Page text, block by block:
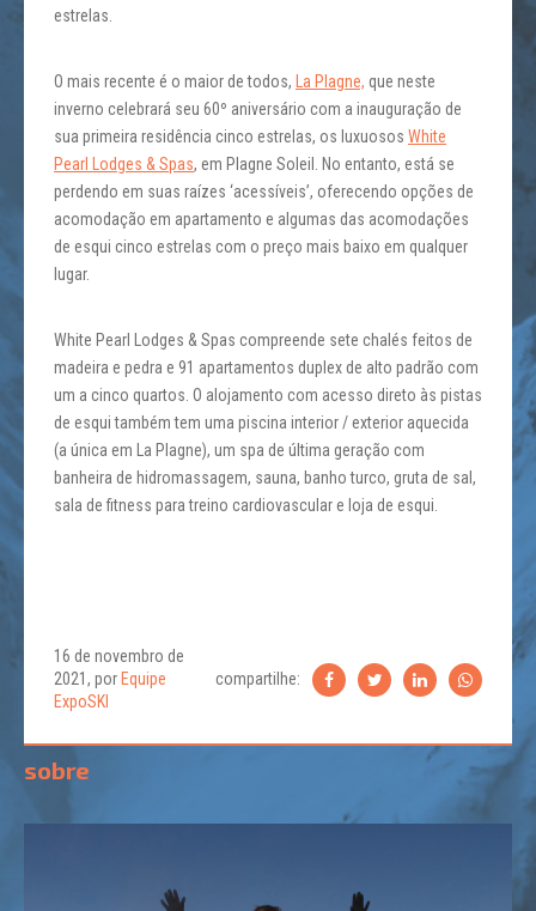
estrelas.
O mais recente é o maior de todos, La Plagne, que neste
inverno celebrará seu 60º aniversário com a inauguração de
sua primeira residência cinco estrelas, os luxuosos White
Pearl Lodges & Spas, em Plagne Soleil. No entanto, está se
perdendo em suas raízes ‘acessíveis’, oferecendo opções de
acomodação em apartamento e algumas das acomodações
de esqui cinco estrelas com o preço mais baixo em qualquer
lugar.
White Pearl Lodges & Spas compreende sete chalés feitos de
madeira e pedra e 91 apartamentos duplex de alto padrão com
um a cinco quartos. O alojamento com acesso direto às pistas
de esqui também tem uma piscina interior / exterior aquecida
(a única em La Plagne), um spa de última geração com
banheira de hidromassagem, sauna, banho turco, gruta de sal,
sala de fitness para treino cardiovascular e loja de esqui.
16 de novembro de
2021, por Equipe
ExpoSKI
compartilhe:
sobre